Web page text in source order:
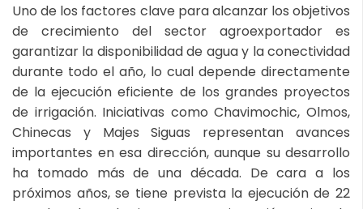
Uno de los factores clave para alcanzar los objetivos
de crecimiento del sector agroexportador es
garantizar la disponibilidad de agua y la conectividad
durante todo el año, lo cual depende directamente
de la ejecución eficiente de los grandes proyectos
de irrigación. Iniciativas como Chavimochic, Olmos,
Chinecas y Majes Siguas representan avances
importantes en esa dirección, aunque su desarrollo
ha tomado más de una década. De cara a los
próximos años, se tiene prevista la ejecución de 22